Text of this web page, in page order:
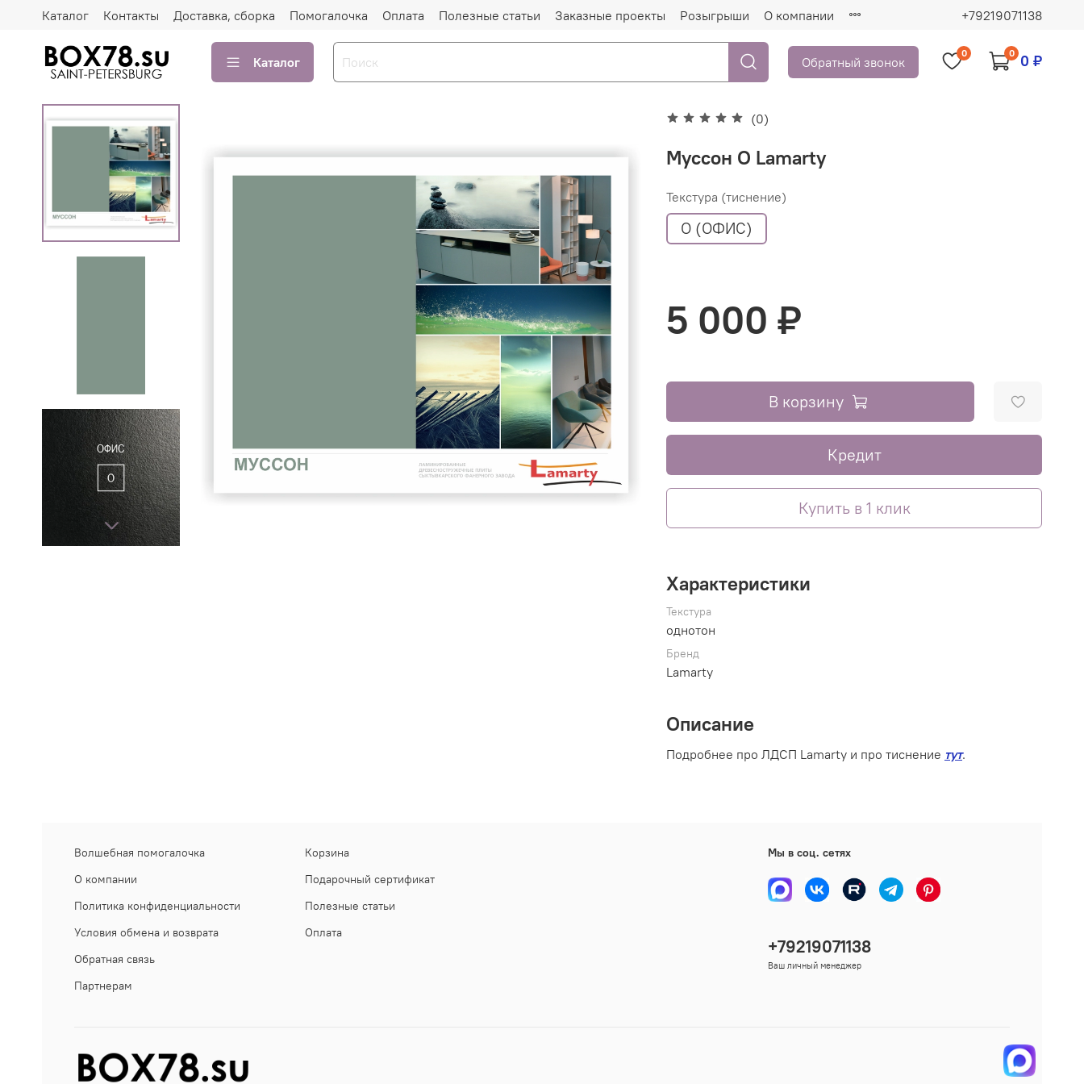
Каталог Контакты Доставка, сборка Помогалочка Оплата Полезные статьи Заказные проекты Розыгрыши О компании +79219071138
Каталог Обратный звонок
0 0 0 ₽
(0)
Муссон O Lamarty
Текстура (тиснение)
O (ОФИС)
5 000 ₽
В корзину
Кредит
Купить в 1 клик
Характеристики
Текстура
однотон
Бренд
Lamarty
Описание
Подробнее про ЛДСП Lamarty и про тиснение тут.
Волшебная помогалочка
О компании
Политика конфиденциальности
Условия обмена и возврата
Обратная связь
Партнерам
Корзина
Подарочный сертификат
Полезные статьи
Оплата
Мы в соц. сетях
+79219071138
Ваш личный менеджер